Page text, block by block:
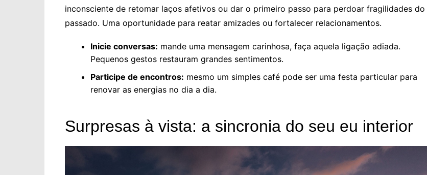
inconsciente de retomar laços afetivos ou dar o primeiro passo para perdoar fragilidades do
passado. Uma oportunidade para reatar amizades ou fortalecer relacionamentos.
Inicie conversas: mande uma mensagem carinhosa, faça aquela ligação adiada.
Pequenos gestos restauram grandes sentimentos.
Participe de encontros: mesmo um simples café pode ser uma festa particular para
renovar as energias no dia a dia.
Surpresas à vista: a sincronia do seu eu interior